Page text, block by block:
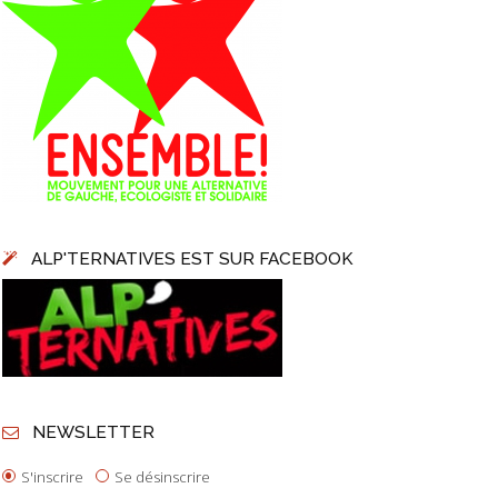
ALP'TERNATIVES EST SUR FACEBOOK
NEWSLETTER
S'inscrire Se désinscrire